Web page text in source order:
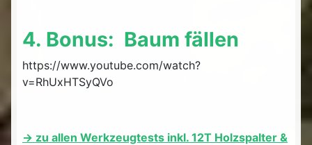
4. Bonus: Baum fällen
https://www.youtube.com/watch?
v=RhUxHTSyQVo
-> zu allen Werkzeugtests inkl. 12T Holzspalter &